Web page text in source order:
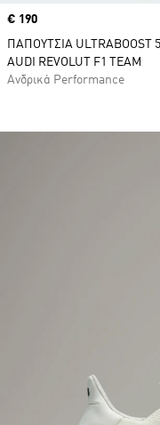
Price
€ 190
ΠΑΠΟΥΤΣΙΑ ULTRABOOST 5
AUDI REVOLUT F1 TEAM
Ανδρικά Performance